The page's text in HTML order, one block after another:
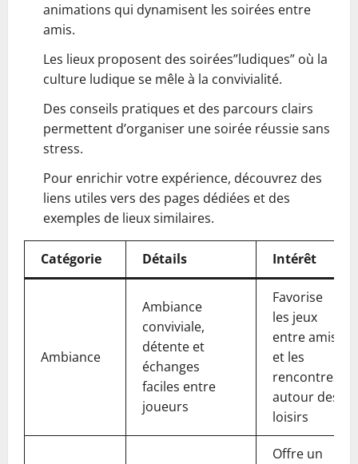
animations qui dynamisent les soirées entre
amis.
Les lieux proposent des soirées”ludiques” où la
culture ludique se mêle à la convivialité.
Des conseils pratiques et des parcours clairs
permettent d’organiser une soirée réussie sans
stress.
Pour enrichir votre expérience, découvrez des
liens utiles vers des pages dédiées et des
exemples de lieux similaires.
Catégorie Détails Intérêt
Ambiance
Ambiance
conviviale,
détente et
échanges
faciles entre
joueurs
Favorise
les jeux
entre amis
et les
rencontres
autour des
loisirs
Offre un